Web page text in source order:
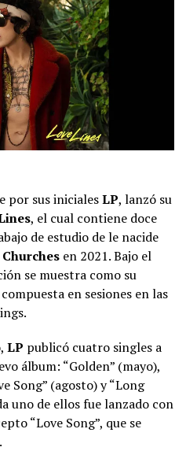
por sus inicialesLP, lanzó su
, el cual contiene doce
de estudio de le nacide
Churches en 2021. Bajo el
se muestra como su
en sesiones en las
LP publicó cuatro singles a
álbum: “Golden” (mayo),
Song” (agosto) y “Long
uno de ellos fue lanzado con
“Love Song”, que se